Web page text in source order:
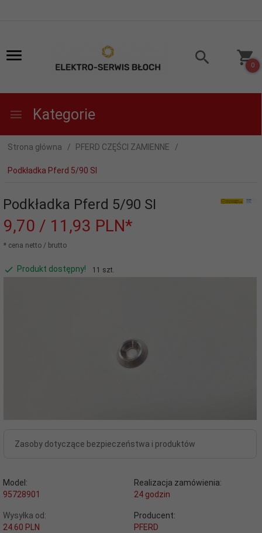
0
Kategorie
Strona główna PFERD CZĘŚCI ZAMIENNE
Podkładka Pferd 5/90 SI
Podkładka Pferd 5/90 SI
9,70 / 11,93 PLN*
* cena netto / brutto
Produkt dostępny! 11 szt.
Zasoby dotyczące bezpieczeństwa i produktów
Model:
95728901
Realizacja zamówienia:
24 godzin
Wysyłka od:
24.60 PLN
Producent:
PFERD